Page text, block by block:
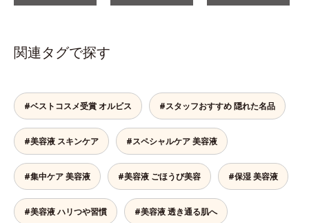
関連タグで探す
#ベストコスメ受賞 オルビス #スタッフおすすめ 隠れた名品
#美容液 スキンケア #スペシャルケア 美容液
#集中ケア 美容液 #美容液 ごほうび美容 #保湿 美容液
#美容液 ハリつや習慣 #美容液 透き通る肌へ